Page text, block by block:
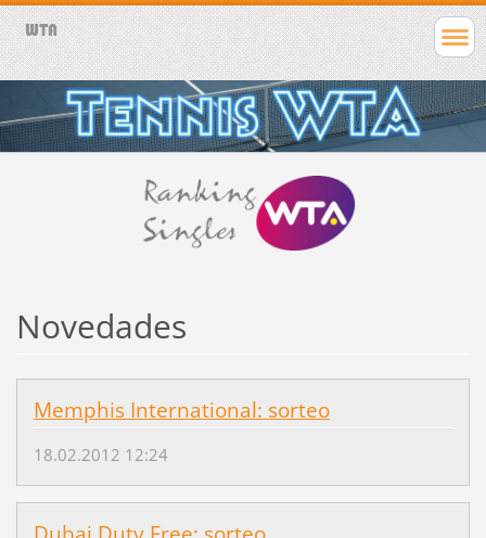
Novedades
Memphis International: sorteo
18.02.2012 12:24